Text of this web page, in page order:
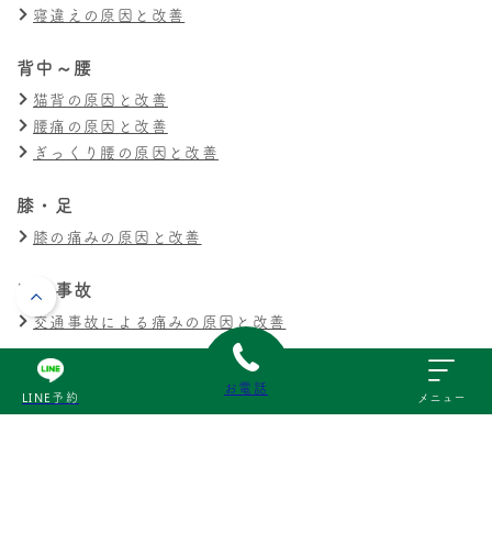
LINE予約
お電話
メニュー
寝違えの原因と改善
背中～腰
猫背の原因と改善
腰痛の原因と改善
ぎっくり腰の原因と改善
膝・足
膝の痛みの原因と改善
交通事故
交通事故による痛みの原因と改善
その他
スポーツ障害の原因と改善